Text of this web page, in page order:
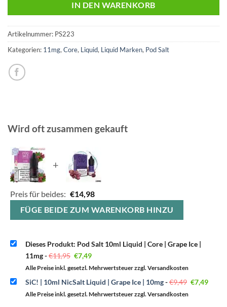
IN DEN WARENKORB
Artikelnummer: PS223
Kategorien: 11mg, Core, Liquid, Liquid Marken, Pod Salt
Wird oft zusammen gekauft
+
Preis für beides: €14,98
FÜGE BEIDE ZUM WARENKORB HINZU
Dieses Produkt: Pod Salt 10ml Liquid | Core | Grape Ice |
11mg-€11,95 Ursprünglicher
Preis
war:
€7,49Aktueller
ist:
Alle Preise inkl. gesetzl. Mehrwertsteuer zzgl. Versandkosten
SiC! | 10ml NicSalt Liquid | Grape Ice | 10mg-€9,49 Preis
€7,49
Alle Preise inkl. gesetzl. Mehrwertsteuer zzgl. Versandkosten